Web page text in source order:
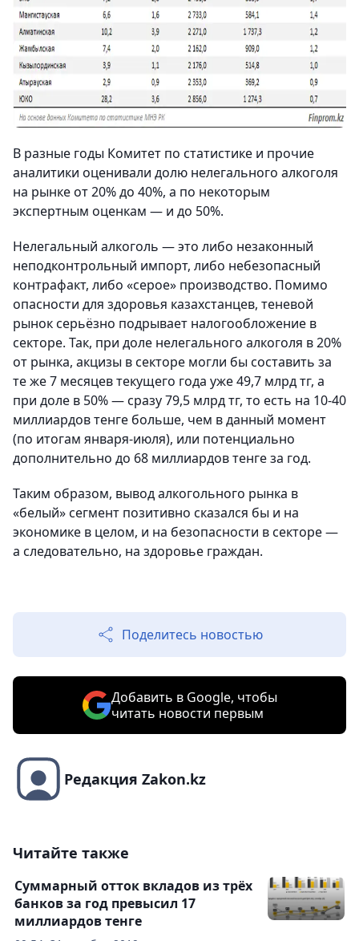
В разные годы Комитет по статистике и прочие
аналитики оценивали долю нелегального алкоголя
на рынке от 20% до 40%, а по некоторым
экспертным оценкам — и до 50%.
Нелегальный алкоголь — это либо незаконный
неподконтрольный импорт, либо небезопасный
контрафакт, либо «серое» производство. Помимо
опасности для здоровья казахстанцев, теневой
рынок серьёзно подрывает налогообложение в
секторе. Так, при доле нелегального алкоголя в 20%
от рынка, акцизы в секторе могли бы составить за
те же 7 месяцев текущего года уже 49,7 млрд тг, а
при доле в 50% — сразу 79,5 млрд тг, то есть на 10-40
миллиардов тенге больше, чем в данный момент
(по итогам января-июля), или потенциально
дополнительно до 68 миллиардов тенге за год.
Таким образом, вывод алкогольного рынка в
«белый» сегмент позитивно сказался бы и на
экономике в целом, и на безопасности в секторе —
а следовательно, на здоровье граждан.
Поделитесь новостью
Добавить в Google, чтобы
читать новости первым
Редакция Zakon.kz
Читайте также
Суммарный отток вкладов из трёх
банков за год превысил 17
миллиардов тенге